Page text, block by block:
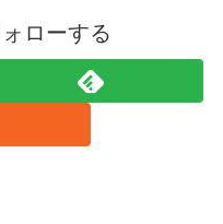
ローする